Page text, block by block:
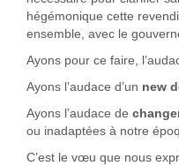
hégémonique cette
ensemble, avec le
Ayons pour ce faire,
Ayons l’audace d’un new
Ayons l’audace de
ou inadaptées à notre
C’est le vœu que nous